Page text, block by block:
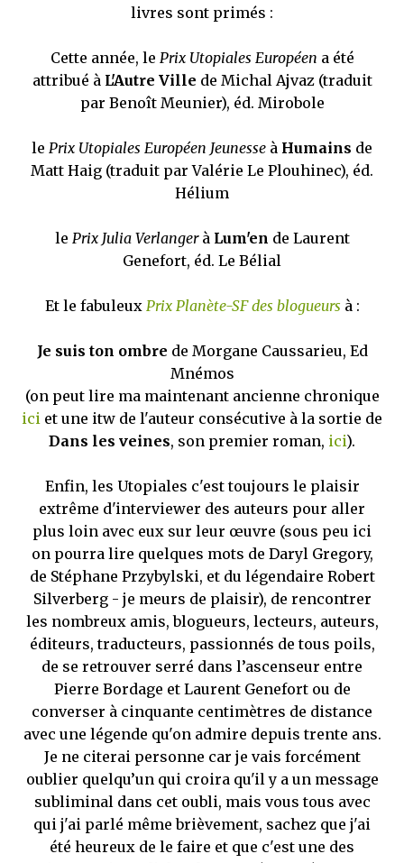
livres sont primés :
Cette année, le Prix Utopiales Européen a été
attribué à L'Autre Ville de Michal Ajvaz (traduit
par Benoît Meunier), éd. Mirobole
le Prix Utopiales Européen Jeunesse à Humains de
Matt Haig (traduit par Valérie Le Plouhinec), éd.
Hélium
le Prix Julia Verlangerà Lum'en de Laurent
Genefort, éd. Le Bélial
Et le fabuleux Prix Planète-SF des blogueurs à :
Je suis ton ombre de Morgane Caussarieu, Ed
Mnémos
(on peut lire ma maintenant ancienne chronique
ici et une itw de l'auteur consécutive à la sortie de
Dans les veines, son premier roman, ici).
Enfin, les Utopiales c'est toujours le plaisir
extrême d'interviewer des auteurs pour aller
plus loin avec eux sur leur œuvre (sous peu ici
on pourra lire quelques mots de Daryl Gregory,
de Stéphane Przybylski, et du légendaire Robert
Silverberg - je meurs de plaisir), de rencontrer
les nombreux amis, blogueurs, lecteurs, auteurs,
éditeurs, traducteurs, passionnés de tous poils,
de se retrouver serré dans l’ascenseur entre
Pierre Bordage et Laurent Genefort ou de
converser à cinquante centimètres de distance
avec une légende qu'on admire depuis trente ans.
Je ne citerai personne car je vais forcément
oublier quelqu’un qui croira qu'il y a un message
subliminal dans cet oubli, mais vous tous avec
qui j'ai parlé même brièvement, sachez que j'ai
été heureux de le faire et que c'est une des